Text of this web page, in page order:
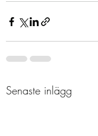
Senaste inlägg